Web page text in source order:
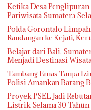
Ketika Desa
Pariwisata Sumatera
Polda Gorontalo
Randangan ke Kejati,
Belajar dari Bali,
Menjadi Destinasi
Tambang Emas Tanpa
Polisi Amankan Barang
Proyek PSEL Jadi
Listrik Selama 30 Tahun